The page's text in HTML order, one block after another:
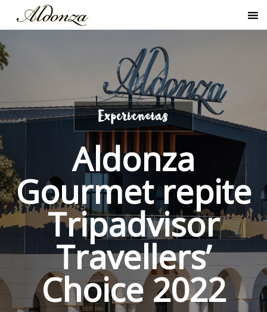
Experiencias
Aldonza
Gourmet repite
Tripadvisor
Travellers’
Choice 2022